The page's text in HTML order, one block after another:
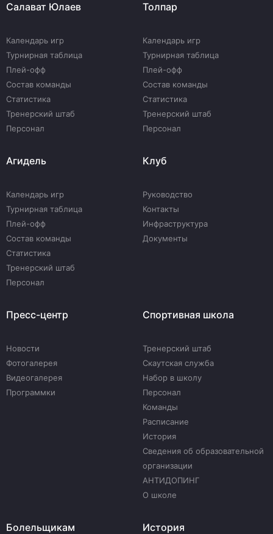
Салават Юлаев
Календарь игр
Турнирная таблица
Плей-офф
Состав команды
Статистика
Тренерский штаб
Персонал
Толпар
Календарь игр
Турнирная таблица
Плей-офф
Состав команды
Статистика
Тренерский штаб
Персонал
Агидель
Календарь игр
Турнирная таблица
Плей-офф
Состав команды
Статистика
Тренерский штаб
Персонал
Клуб
Руководство
Контакты
Инфраструктура
Документы
Пресс-центр
Новости
Фотогалерея
Видеогалерея
Программки
Спортивная школа
Тренерский штаб
Скаутская служба
Набор в школу
Персонал
Команды
Расписание
История
Сведения об образовательной
организации
АНТИДОПИНГ
О школе
Болельщикам История